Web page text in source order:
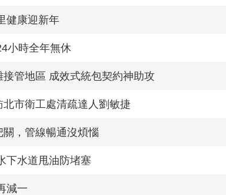
健康迎新年
小時全年無休
管地區 成效式統包契約神助攻
市衛工處清疏達人劉敏捷
，管線暢通沒煩惱
下水道甩油防堵塞
減一